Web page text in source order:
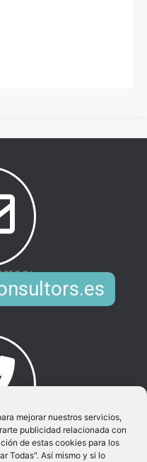
mejorar nuestros servicios,
publicidad relacionada con
de estas cookies para los
Todas". Así mismo y si lo
096